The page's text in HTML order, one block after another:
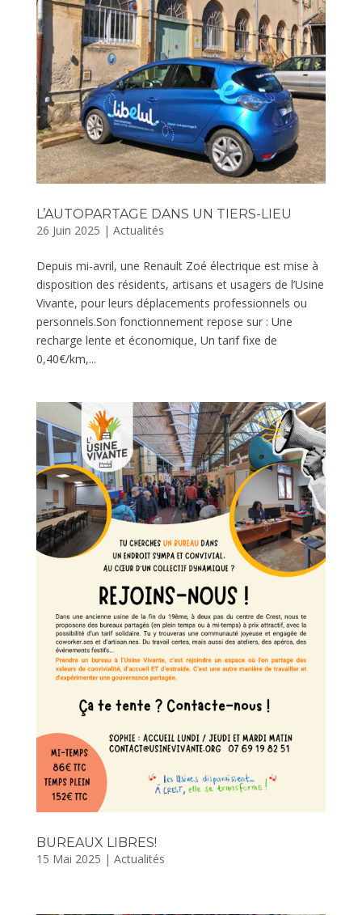
L’AUTOPARTAGE DANS UN TIERS-LIEU
26 Juin 2025 | Actualités
Depuis mi-avril, une Renault Zoé électrique est mise à
disposition des résidents, artisans et usagers de l’Usine
Vivante, pour leurs déplacements professionnels ou
personnels.Son fonctionnement repose sur : Une
recharge lente et économique, Un tarif fixe de
0,40€/km,...
BUREAUX LIBRES!
15 Mai 2025 | Actualités